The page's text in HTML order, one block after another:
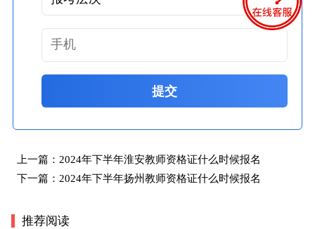
提交
上一篇： 2024年下半年淮安教师资格证什么时候报名
下一篇： 2024年下半年扬州教师资格证什么时候报名
推荐阅读